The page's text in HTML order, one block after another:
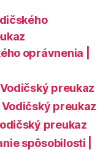
oprávnenia |
preukaz
preukaz
preukaz
spôsobilosti |